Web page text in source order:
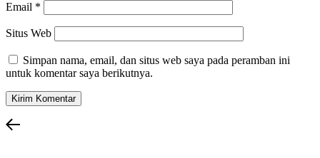
Email *
Situs Web
Simpan nama, email, dan situs web saya pada peramban ini
untuk komentar saya berikutnya.